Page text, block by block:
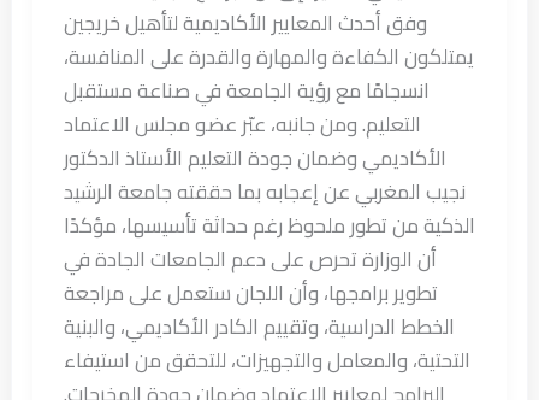
وفق أحدث المعايير الأكاديمية لتأهيل خريجين
يمتلكون الكفاءة والمهارة والقدرة على المنافسة،
انسجامًا مع رؤية الجامعة في صناعة مستقبل
التعليم. ومن جانبه، عبّر عضو مجلس الاعتماد
الأكاديمي وضمان جودة التعليم الأستاذ الدكتور
نجيب المغربي عن إعجابه بما حققته جامعة الرشيد
الذكية من تطور ملحوظ رغم حداثة تأسيسها، مؤكدًا
أن الوزارة تحرص على دعم الجامعات الجادة في
تطوير برامجها، وأن اللجان ستعمل على مراجعة
الخطط الدراسية، وتقييم الكادر الأكاديمي، والبنية
التحتية، والمعامل والتجهيزات، للتحقق من استيفاء